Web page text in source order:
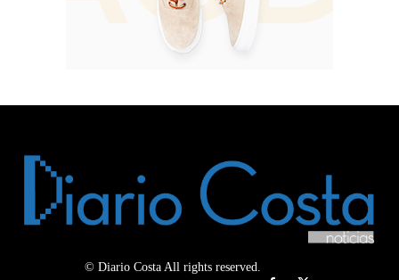
© Diario Costa All rights reserved.